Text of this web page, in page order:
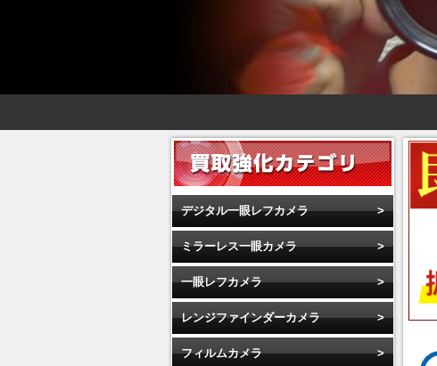
デジタル一眼レフカメラ
ミラーレス一眼カメラ
一眼レフカメラ
レンジファインダーカメラ
フィルムカメラ